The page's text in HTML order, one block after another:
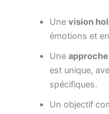
Une vision
émotions et
Une
est unique,
spécifiques.
Un objectif